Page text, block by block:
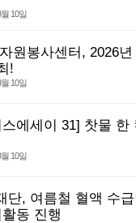
10일
원봉사센터, 2026년
!
10일
에세이 31] 찻물 한
10일
단, 여름철 혈액 수
동 진행